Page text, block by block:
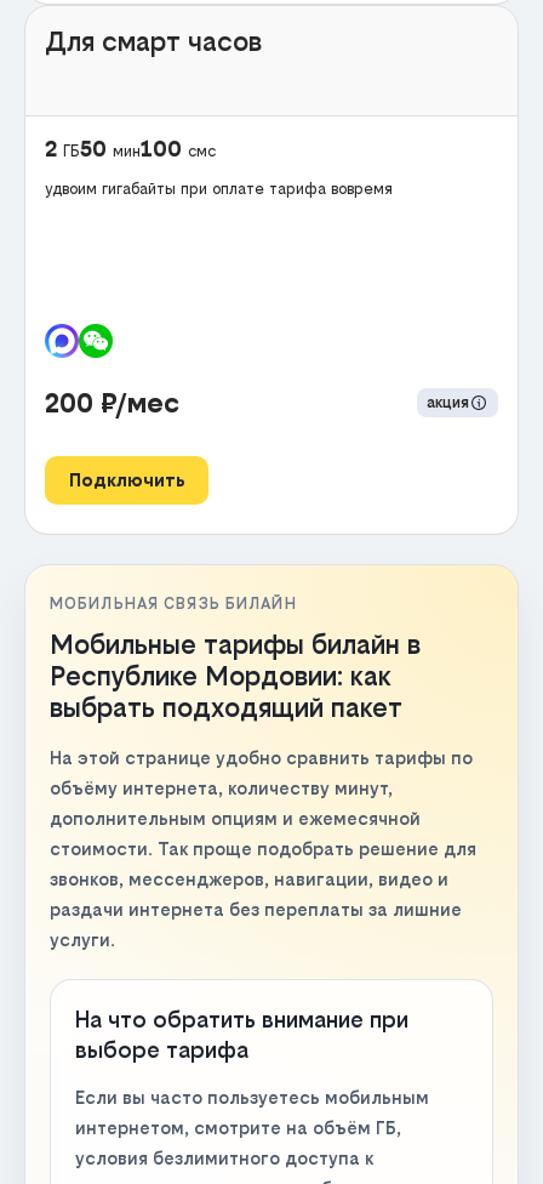
Для смарт часов
2 ГБ50 мин100 смс
удвоим гигабайты при оплате тарифа вовремя
200 ₽/мес акция
Подключить
МОБИЛЬНАЯ СВЯЗЬ БИЛАЙН
Мобильные тарифы билайн в
Республике Мордовии: как
выбрать подходящий пакет
На этой странице удобно сравнить тарифы по
объёму интернета, количеству минут,
дополнительным опциям и ежемесячной
стоимости. Так проще подобрать решение для
звонков, мессенджеров, навигации, видео и
раздачи интернета без переплаты за лишние
услуги.
На что обратить внимание при
выборе тарифа
Если вы часто пользуетесь мобильным
интернетом, смотрите на объём ГБ,
условия безлимитного доступа к